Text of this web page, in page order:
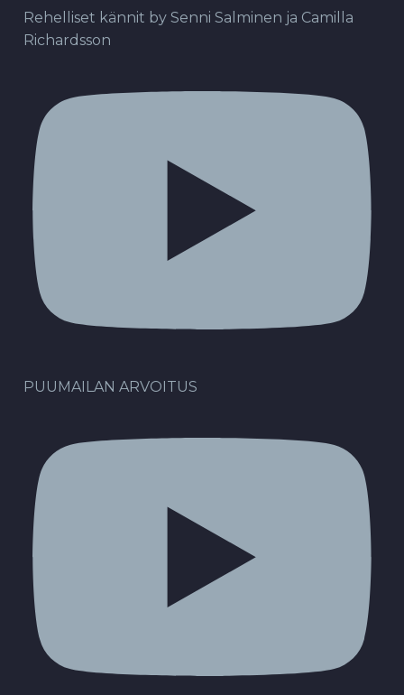
Rehelliset kännit by Senni Salminen ja Camilla
Richardsson
PUUMAILAN ARVOITUS